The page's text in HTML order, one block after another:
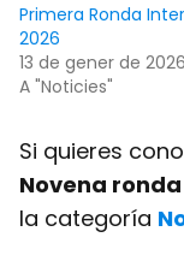
Primera Ronda
2026
13 de gener de 2026
A "Noticies"
Si quieres
Novena
la categoría